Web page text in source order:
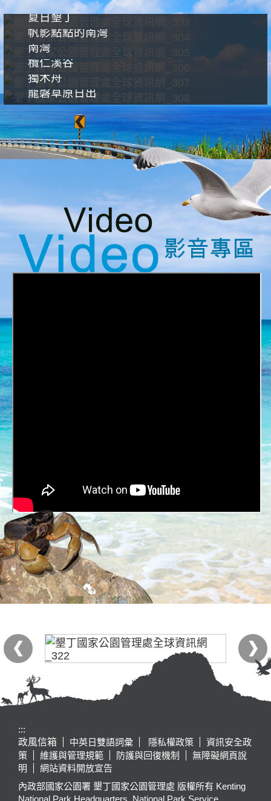
夏日墾丁
帆影點點的南灣
南灣
欖仁溪谷
獨木舟
龍磐草原日出
:::
政風信箱
中英日雙語詞彙 隱私權政策
資訊安全政
策
維護與管理規範 防護與回復機制
無障礙網頁說
明
網站資料開放宣告
內政部國家公園署 墾丁國家公園管理處 版權所有 Kenting
National Park Headquarters, National Park Service,